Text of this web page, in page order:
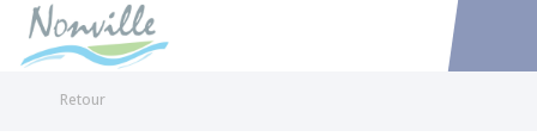
Accéder
Retour